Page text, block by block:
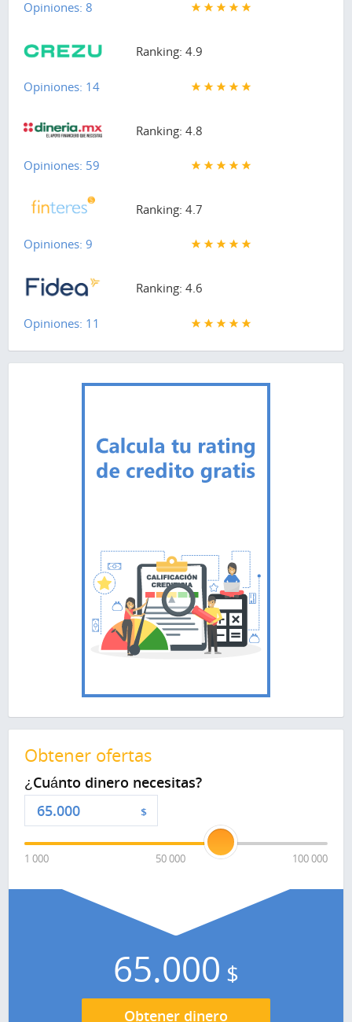
Opiniones: 8
Ranking: 4.9
Opiniones: 14
Ranking: 4.8
Opiniones: 59
Ranking: 4.7
Opiniones: 9
Ranking: 4.6
Opiniones: 11
Obtener ofertas
¿Cuánto dinero necesitas?
$
1 000 50 000 100 000
65.000 $
Obtener dinero